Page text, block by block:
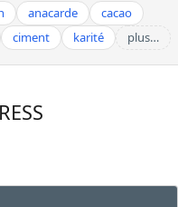
anacarde
cacao
ciment karité plus…